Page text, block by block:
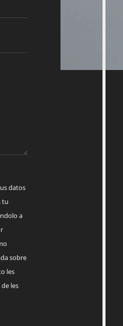
datos
tu
a
sobre
les
les